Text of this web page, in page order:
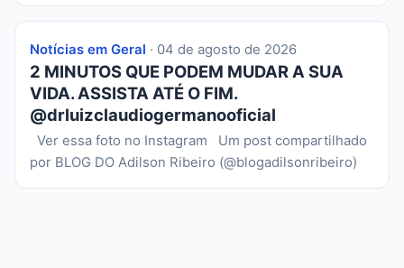
Notícias em Geral · 04 de agosto de 2026
2 MINUTOS QUE PODEM MUDAR A SUA
VIDA. ASSISTA ATÉ O FIM.
@drluizclaudiogermanooficial
Ver essa foto no Instagram Um post compartilhado
por BLOG DO Adilson Ribeiro (@blogadilsonribeiro)